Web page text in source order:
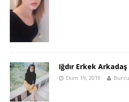
Iğdır Erkek
Ekim 19, 2019 Burcu